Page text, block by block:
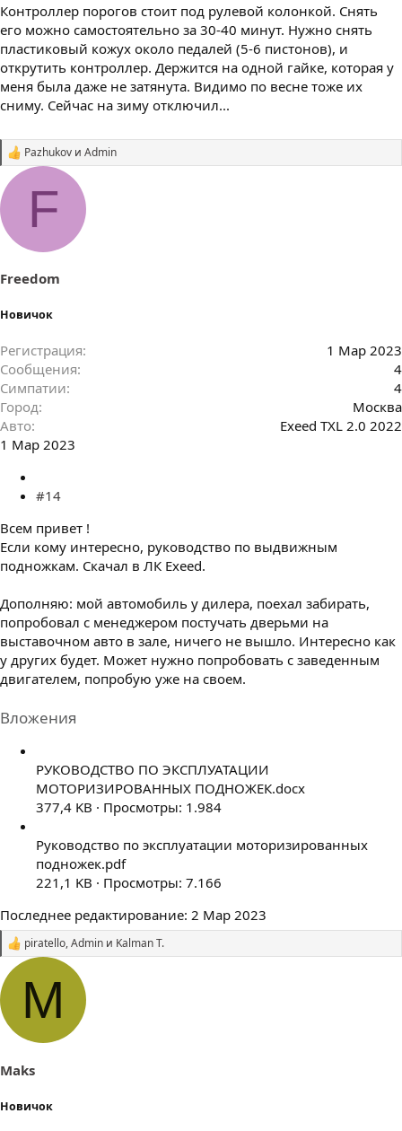
Контроллер порогов стоит под рулевой колонкой. Снять
его можно самостоятельно за 30-40 минут. Нужно снять
пластиковый кожух около педалей (5-6 пистонов), и
открутить контроллер. Держится на одной гайке, которая у
меня была даже не затянута. Видимо по весне тоже их
сниму. Сейчас на зиму отключил...
С
м
т
и
:
Pazhukov и Admin
F
Freedom
Новичок
Регистрация
1 Мар 2023
Сообщения
4
Симпатии
4
Город
Москва
Авто
Exeed TXL 2.0 2022
1 Мар 2023
#14
Всем привет !
Если кому интересно, руководство по выдвижным
подножкам. Скачал в ЛК Exeed.
Дополняю: мой автомобиль у дилера, поехал забирать,
попробовал с менеджером постучать дверьми на
выставочном авто в зале, ничего не вышло. Интересно как
у других будет. Может нужно попробовать с заведенным
двигателем, попробую уже на своем.
Вложения
РУКОВОДСТВО ПО ЭКСПЛУАТАЦИИ
МОТОРИЗИРОВАННЫХ ПОДНОЖЕК.docx
377,4 KB · Просмотры: 1.984
Руководство по эксплуатации моторизированных
подножек.pdf
221,1 KB · Просмотры: 7.166
Последнее редактирование: 2 Мар 2023
С
м
т
и
:
piratello,Admin и Kalman T.
M
Maks
Новичок